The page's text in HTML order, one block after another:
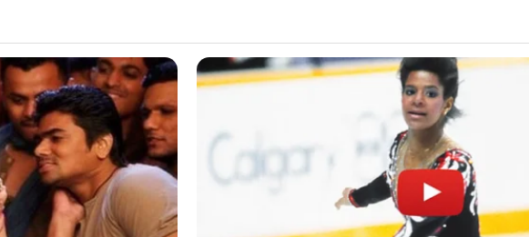
(in Augsburg ein Feiertag): Sonnabend, den 08.08.2026
im heutigen Weißenburg wurde im Jahr 1979 sehr berühmt, als
Doch schon vorher fanden intensive archäologische
und der Öffentlichkeit zugänglich gemacht wurden. Heute kann
hier verlaufenden Limes errichtete Römerkastell mit dem rekonstruierten
Freigelände besichtigen.
Funde wurde hingegen extra ein Museum eingerichtet. Dieses
St. Andreaskirche (Informationen zu den Öffnungszeiten gibt es